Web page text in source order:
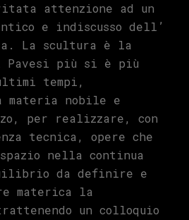
attenzione ad un
e indiscusso dell’
La scultura è la
più si è più
tempi,
materia nobile e
per realizzare, con
tecnica, opere che
nella continua
da definire e
materica la
un colloquio